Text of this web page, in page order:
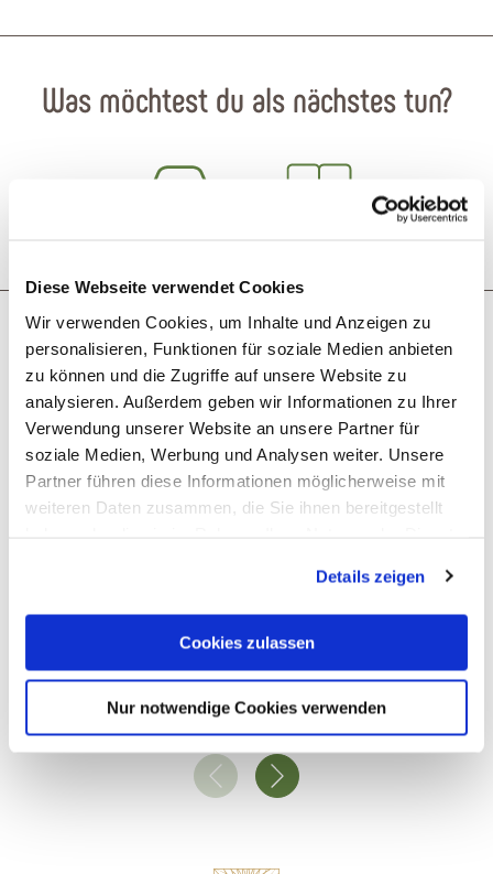
Diese Webseite verwendet Cookies
Wir verwenden Cookies, um Inhalte und Anzeigen zu
personalisieren, Funktionen für soziale Medien anbieten
zu können und die Zugriffe auf unsere Website zu
analysieren. Außerdem geben wir Informationen zu Ihrer
Verwendung unserer Website an unsere Partner für
soziale Medien, Werbung und Analysen weiter. Unsere
Partner führen diese Informationen möglicherweise mit
weiteren Daten zusammen, die Sie ihnen bereitgestellt
Cookies, wenn Sie unsere Webseite weiterhin nutzen.
Details zeigen
Cookies zulassen
Nur notwendige Cookies verwenden
Was möchtest du als nächstes tun?
Das könnte dich auch interessieren
Reisebüro - Wist Travel
Bad Ems